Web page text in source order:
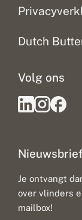
Dutch
Nieuwsbrief
Je ontvangt
over vlinders
mailbox!
Volg ons